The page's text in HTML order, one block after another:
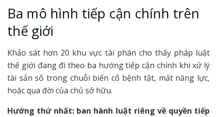
Ba mô hình tiếp cận chính trên
thế giới
Khảo sát hơn 20 khu vực tài phán cho thấy pháp luật
thế giới đang đi theo ba hướng tiếp cận chính khi xử lý
tài sản số trong chuỗi biến cố bệnh tật, mất năng lực,
hoặc qua đời của chủ sở hữu.
Hướng thứ nhất: ban hành luật riêng về quyền tiếp